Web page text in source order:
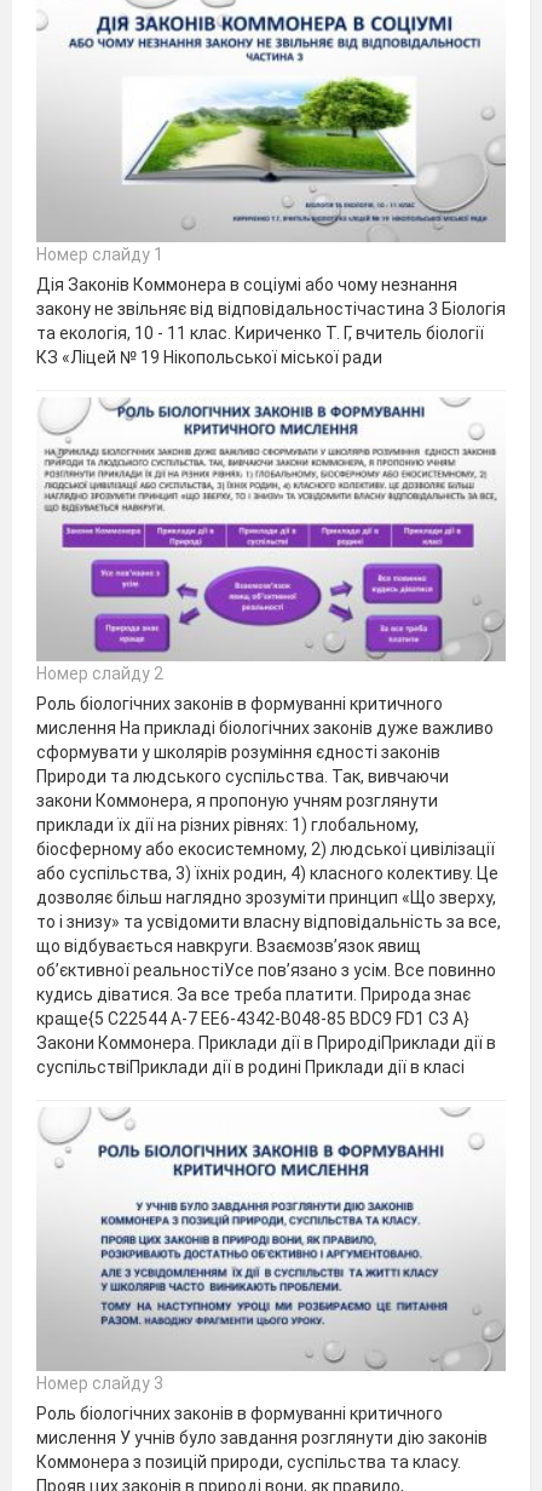
Номер слайду 1
Дія Законів Коммонера в соціумі або чому незнання
закону не звільняє від відповідальностічастина 3 Біологія
та екологія, 10 - 11 клас. Кириченко Т. Г, вчитель біології
КЗ «Ліцей № 19 Нікопольської міської ради
Номер слайду 2
Роль біологічних законів в формуванні критичного
мислення На прикладі біологічних законів дуже важливо
сформувати у школярів розуміння єдності законів
Природи та людського суспільства. Так, вивчаючи
закони Коммонера, я пропоную учням розглянути
приклади їх дії на різних рівнях: 1) глобальному,
біосферному або екосистемному, 2) людської цивілізації
або суспільства, 3) їхніх родин, 4) класного колективу. Це
дозволяє більш наглядно зрозуміти принцип «Що зверху,
то і знизу» та усвідомити власну відповідальність за все,
що відбувається навкруги. Взаємозв’язок явищ
об’єктивної реальностіУсе пов’язано з усім. Все повинно
кудись діватися. За все треба платити. Природа знає
краще{5 C22544 A-7 EE6-4342-B048-85 BDC9 FD1 C3 A}
Закони Коммонера. Приклади дії в ПриродіПриклади дії в
суспільствіПриклади дії в родині Приклади дії в класі
Номер слайду 3
Роль біологічних законів в формуванні критичного
мислення У учнів було завдання розглянути дію законів
Коммонера з позицій природи, суспільства та класу.
Прояв цих законів в природі вони, як правило,